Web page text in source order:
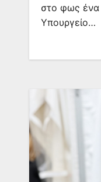
στο φως ένα
Υπουργείο…